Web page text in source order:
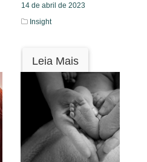
14 de abril de 2023
Insight
Leia Mais